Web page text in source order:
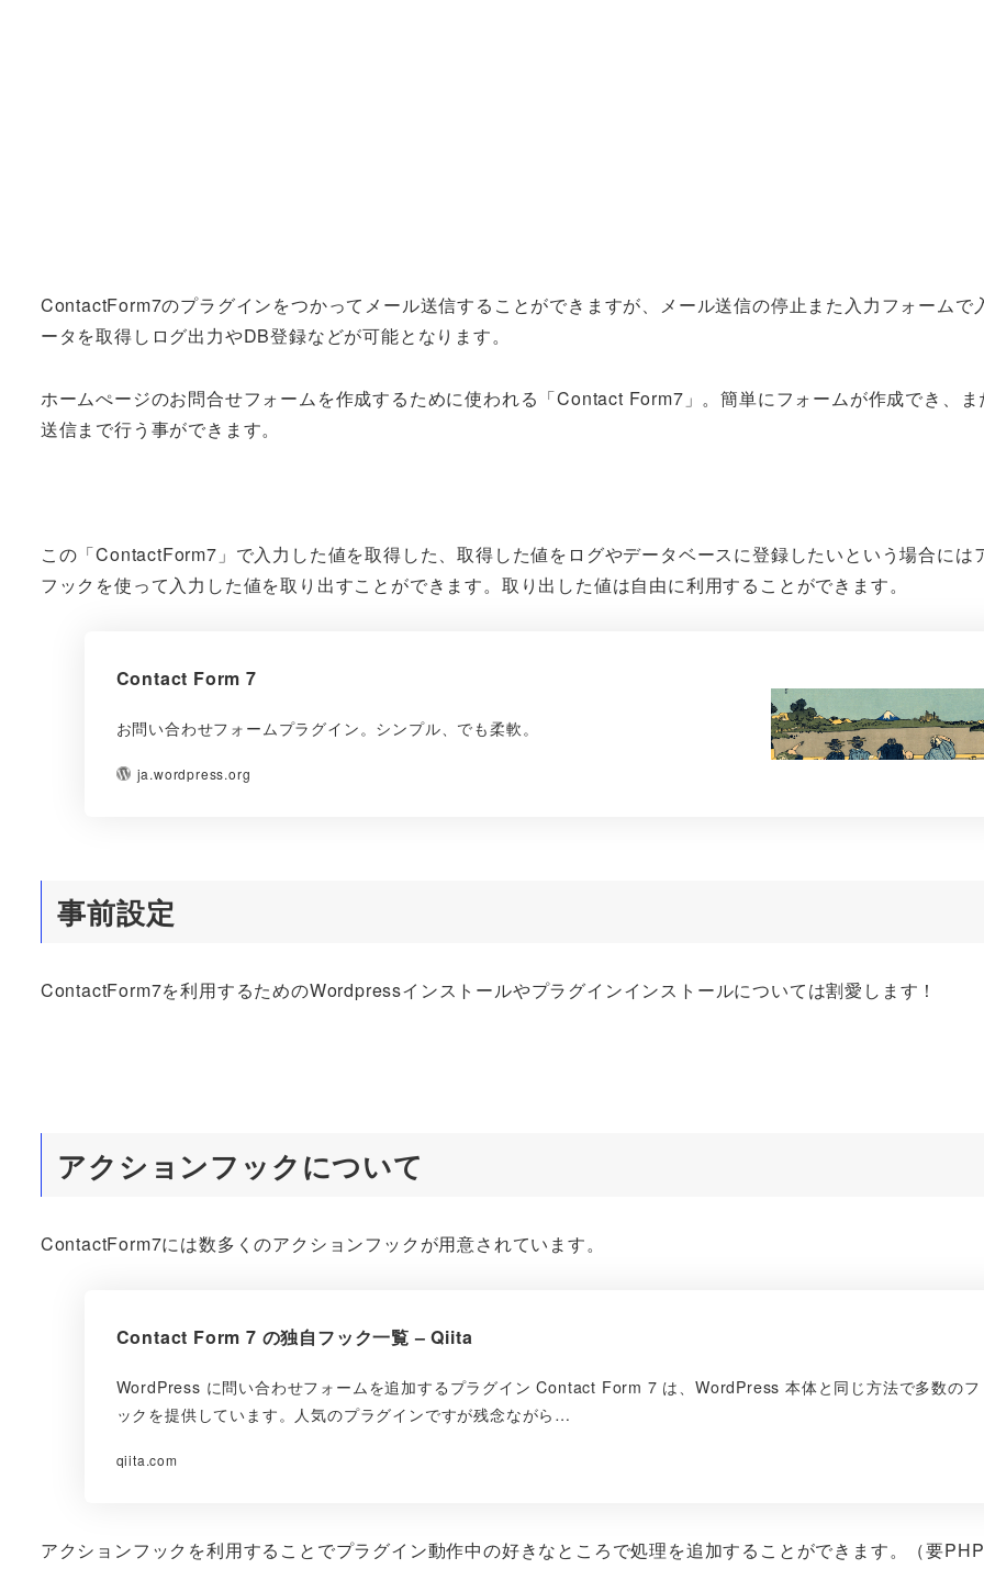
ContactForm7のプラグインをつかってメール送信することができますが、メール送信の停止また入力フォームで
ータを取得しログ出力やDB登録などが可能となります。
ホームぺージのお問合せフォームを作成するために使われる「Contact Form7」。簡単にフォームが作成でき、ま
送信まで行う事ができます。
この「ContactForm7」で入力した値を取得した、取得した値をログやデータベースに登録したいという場合には
フックを使って入力した値を取り出すことができます。取り出した値は自由に利用することができます。
Contact Form 7
お問い合わせフォームプラグイン。シンプル、でも柔軟。
ja.wordpress.org
事前設定
ContactForm7を利用するためのWordpressインストールやプラグインインストールについては割愛します！
アクションフックについて
ContactForm7には数多くのアクションフックが用意されています。
Contact Form 7 の独自フック一覧 – Qiita
WordPress に問い合わせフォームを追加するプラグイン Contact Form 7 は、WordPress 本体と同じ方法で多数のフ
ックを提供しています。人気のプラグインですが残念ながら…
qiita.com
アクションフックを利用することでプラグイン動作中の好きなところで処理を追加することができます。（要PHP